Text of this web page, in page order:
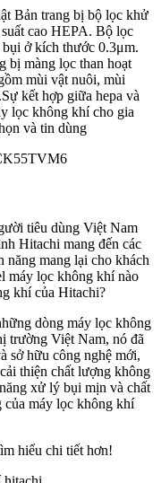
Bản trang bị bộ lọc khử
cao HEPA. Bộ lọc
ở kích thước 0.3μm.
bị màng lọc than hoạt
mùi vật nuôi, mùi
kết hợp giữa hepa và
lọc không khí cho gia
và tin dùng
tiêu dùng Việt Nam
Hitachi mang đến các
năng mang lại cho khách
máy lọc không khí nào
khí của Hitachi?
dòng máy lọc không
trường Việt Nam, nó đã
sở hữu công nghệ mới,
thiện chất lượng không
xử lý bụi mịn và chất
của máy lọc không khí
hiểu chi tiết hơn!